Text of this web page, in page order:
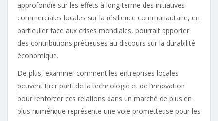
approfondie sur les effets à long terme des initiatives
commerciales locales sur la résilience communautaire, en
particulier face aux crises mondiales, pourrait apporter
des contributions précieuses au discours sur la durabilité
économique.
De plus, examiner comment les entreprises locales
peuvent tirer parti de la technologie et de l’innovation
pour renforcer ces relations dans un marché de plus en
plus numérique représente une voie prometteuse pour les